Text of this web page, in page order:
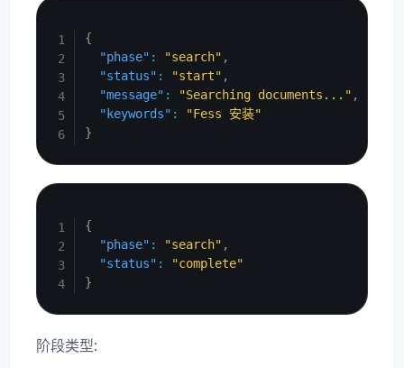
{
"phase" : "search" ,
"status" : "start" ,
"message" : "Searching documents..." ,
"keywords" :
"Fess 安装"
}
{
"phase" : "search" ,
"status" :
"complete"
}
阶段类型: